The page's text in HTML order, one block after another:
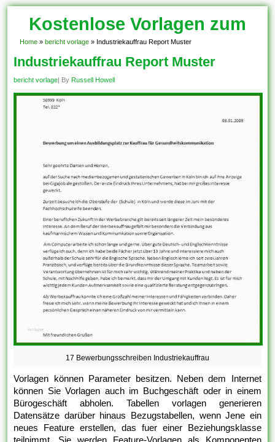
Kostenlose Vorlagen zum
Download!
Home » bericht vorlage » Industriekauffrau Report Muster
Industriekauffrau Report Muster
bericht vorlage| By Russell Howell
17 Bewerbungsschreiben Industriekauffrau
Vorlagen können Parameter besitzen. Neben dem Internet
können Sie Vorlagen auch im Buchgeschäft oder in einem
Bürogeschäft abholen. Tabellen vorlagen generieren
Datensätze darüber hinaus Bezugstabellen, wenn Jene ein
neues Feature erstellen, das fuer einer Beziehungsklasse
teilnimmt. Sie werden Feature-Vorlagen als Komponenten